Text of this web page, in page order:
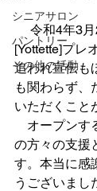
シニアサロン
パントリー
その他の活動
[Yottette]プレ
追われ宣伝も
も関わらず、
いただくこと
オープンす
の方々の支援
す。本当に感
うございまし